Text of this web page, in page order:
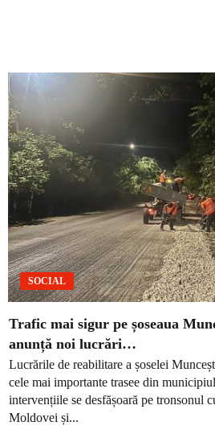
SOCIAL
Trafic mai sigur pe șoseaua
anunță noi lucrări…
Lucrările de reabilitare a șoselei
cele mai importante trasee din
intervențiile se desfășoară pe tronsonul
Moldovei și...